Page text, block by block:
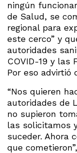
ningún
de Salud, se
regional para
este cerco” y
autoridades
COVID-19 y las
Por eso advirtió
“Nos quieren
autoridades de
no supieron
las solicitamos
suceder. Ahora
que